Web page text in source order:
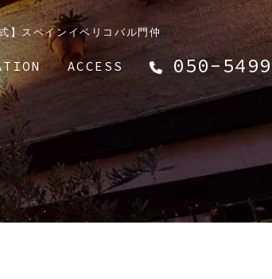
】スペインイベリコバル門仲
ACCESS 050-